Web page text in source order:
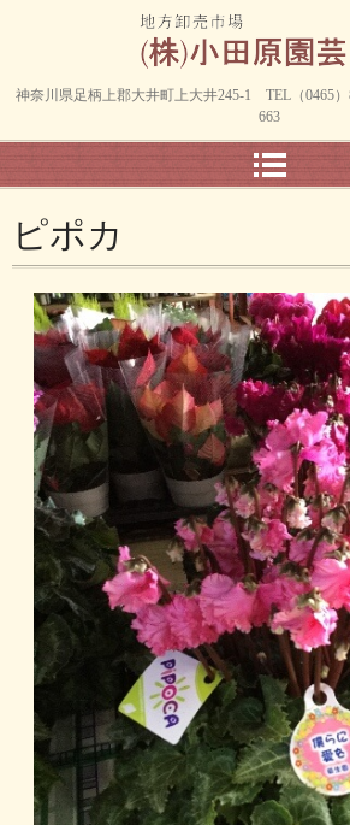
神奈川県足柄上郡大井町上大井245-1 TEL（0465
663
ピポカ